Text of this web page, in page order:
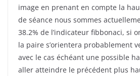
image en prenant en compte la
de séance nous sommes
38.2% de l’indicateur fibbonaci, si
la paire s’orientera probablement
avec le cas échéant une possible
aller atteindre le précédent plus